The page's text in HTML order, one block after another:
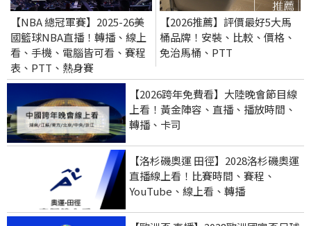
【NBA 總冠軍賽】2025-26美
國籃球NBA直播！轉播、線上
看、手機、電腦皆可看、賽程
表、PTT、熱身賽
【2026推薦】評價最好5大馬
桶品牌！安裝、比較、價格、
免治馬桶、PTT
【2026跨年免費看】大陸晚會節目線
上看！黃金陣容、直播、播放時間、
轉播、卡司
【洛杉磯奧運 田徑】2028洛杉磯奧運
直播線上看！比賽時間、賽程、
YouTube、線上看、轉播